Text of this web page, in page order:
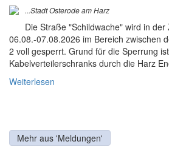
...Stadt Osterode am Harz
Die Straße "Schildwache" wird in der
06.08.-07.08.2026 im Bereich zwischen
2 voll gesperrt. Grund für die Sperrung
Kabelverteilerschranks durch die Harz
Weiterlesen
Mehr aus 'Meldungen'